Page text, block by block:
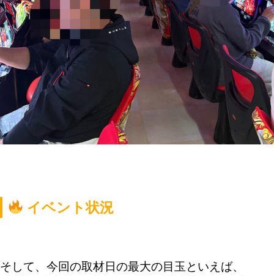
イベント状況
そして、今回の取材日の最大の目玉といえば、